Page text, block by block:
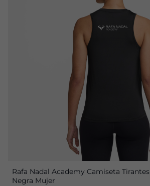
Rafa Nadal Academy Camiseta Tirantes
Negra Mujer